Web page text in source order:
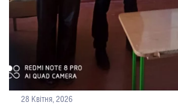
28 Квітня, 2026